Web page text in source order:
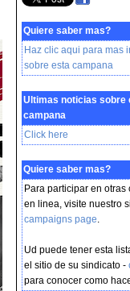
Quiere saber mas?
Haz clic aqui para mas
sobre esta campana
Ultimas noticias sobre
campana
Click here
Quiere saber mas?
Para participar en otras
en linea, visite nuestro
campaigns page.
Ud puede tener esta
el sitio de su sindicato -
para conocer como